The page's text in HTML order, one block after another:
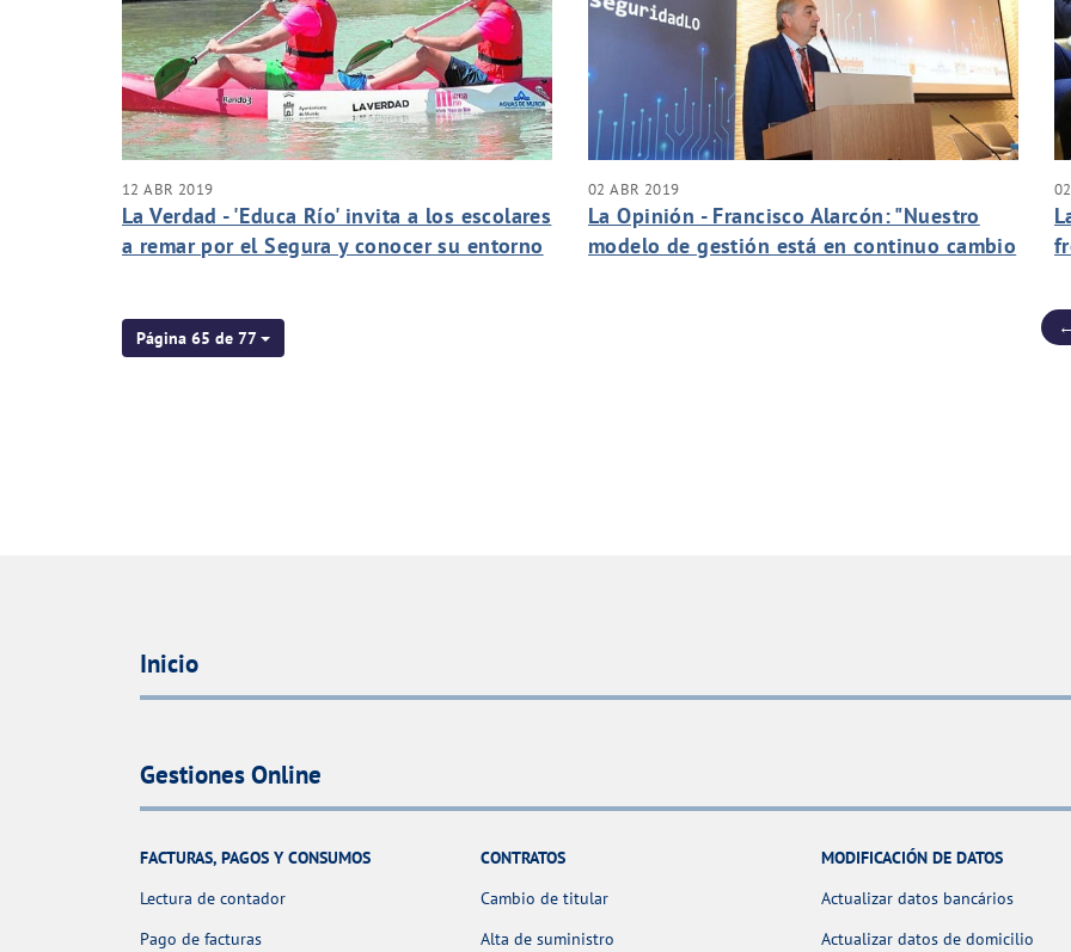
12 ABR 2019
La Verdad - 'Educa Río' invita a los escolares
a remar por el Segura y conocer su entorno
02 ABR 2019
La Opinión - Francisco Alarcón: "Nuestro
modelo de gestión está en continuo cambio
Página 65 de 77
Inicio
Gestiones Online
FACTURAS, PAGOS Y CONSUMOS
Lectura de contador
Pago de facturas
CONTRATOS
Cambio de titular
Alta de suministro
MODIFICACIÓN DE DATOS
Actualizar datos bancários
Actualizar datos de domicilio